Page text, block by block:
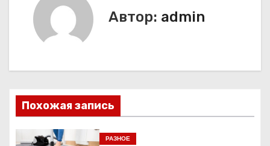
я
п
Автор: admin
Похожая запись
РАЗНОЕ